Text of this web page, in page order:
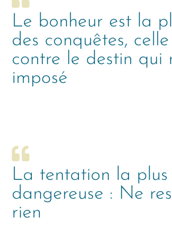
Le bonheur est la
des conquêtes,
contre le destin qui
imposé
La tentation la plus
dangereuse : Ne
rien